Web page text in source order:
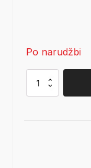
Po narudžbi
Xaralyn